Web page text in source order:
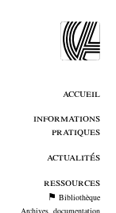
accueil
informations
pratiques
actualités
ressources
Bibliothèque
Archives, documentation